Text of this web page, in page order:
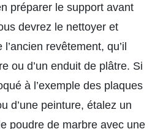
préparer le support avant
devrez le nettoyer et
revêtement, qu’il
ou d’un enduit de plâtre. Si
à l’exemple des plaques
d’une peinture, étalez un
poudre de marbre avec une